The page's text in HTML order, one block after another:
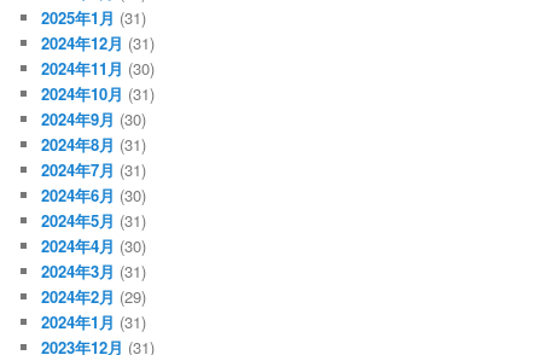
2025年1月 (31)
2024年12月 (31)
2024年11月 (30)
2024年10月 (31)
2024年9月 (30)
2024年8月 (31)
2024年7月 (31)
2024年6月 (30)
2024年5月 (31)
2024年4月 (30)
2024年3月 (31)
2024年2月 (29)
2024年1月 (31)
2023年12月 (31)